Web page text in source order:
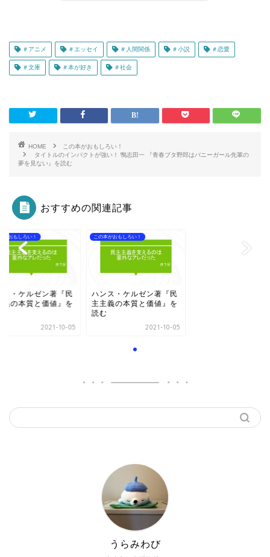
＃アニメ ＃エッセイ ＃人間関係 ＃小説 ＃恋愛
＃文庫 ＃本が好き ＃社会
HOME
この本がおもしろい！
タイトルのインパクトが強い！ 鴨志田一 『青春ブタ野郎はバニーガール先輩の
夢を見ない』を読む
おすすめの関連記事
がおもしろい！
ス・ケルゼン著『民
義の本質と価値』を
2021-10-05
この本がおもしろい！
ハンス・ケルゼン著『民
主主義の本質と価値』を
読む
2021-10-05
うらみわび